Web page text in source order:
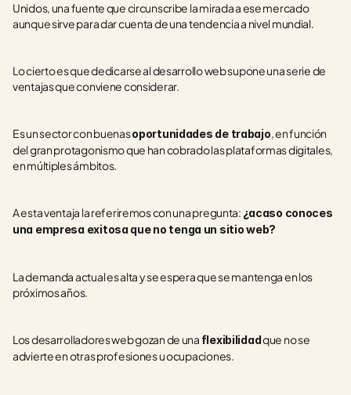
Unidos, una fuente que circunscribe la mirada a ese mercado
aunque sirve para dar cuenta de una tendencia a nivel mundial.
Lo cierto es que dedicarse al desarrollo web supone una serie de
ventajas que conviene considerar.
Es un sector con buenas oportunidades de trabajo, en función
del gran protagonismo que han cobrado las plataformas digitales,
en múltiples ámbitos.
A esta ventaja la referiremos con una pregunta: ¿acaso conoces
una empresa exitosa que no tenga un sitio web?
La demanda actual es alta y se espera que se mantenga en los
próximos años.
Los desarrolladores web gozan de una flexibilidad que no se
advierte en otras profesiones u ocupaciones.